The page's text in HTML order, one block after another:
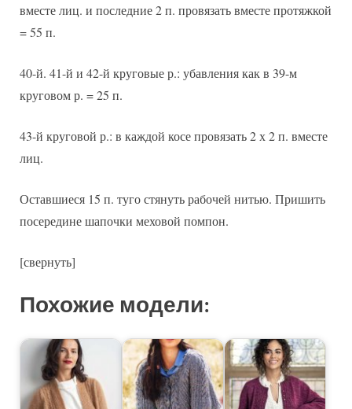
вместе лиц. и последние 2 п. провязать вместе протяжкой
= 55 п.
40-й. 41-й и 42-й круговые р.: убавления как в 39-м
круговом р. = 25 п.
43-й круговой р.: в каждой косе провязать 2 х 2 п. вместе
лиц.
Оставшиеся 15 п. туго стянуть рабочей нитью. Пришить
посередине шапочки меховой помпон.
[свернуть]
Похожие модели: